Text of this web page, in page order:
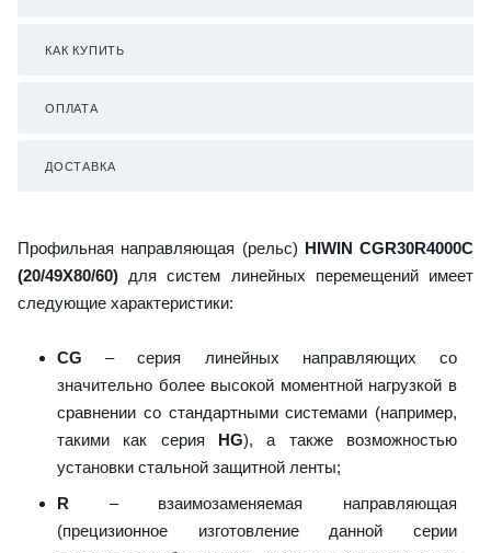
КАК КУПИТЬ
ОПЛАТА
ДОСТАВКА
Профильная направляющая (рельс) HIWIN CGR30R4000C
(20/49X80/60) для систем линейных перемещений имеет
следующие характеристики:
CG – серия линейных направляющих со
значительно более высокой моментной нагрузкой в
сравнении со стандартными системами (например,
такими как серия HG), а также возможностью
установки стальной защитной ленты;
R – взаимозаменяемая направляющая
(прецизионное изготовление данной серии